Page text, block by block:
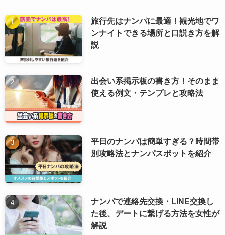
旅行先はナンパに最適！観光地でワ
ンナイトできる場所と口説き方を解
説
出会い系掲示板の書き方！そのまま
使える例文・テンプレと攻略法
平日のナンパは簡単すぎる？時間帯
別攻略法とナンパスポットを紹介
ナンパで連絡先交換・LINE交換し
た後、デートに繋げる方法を女性が
解説